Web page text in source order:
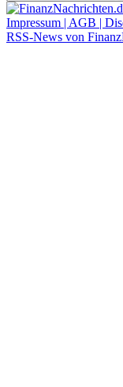
Impressum | AGB |
RSS-News von